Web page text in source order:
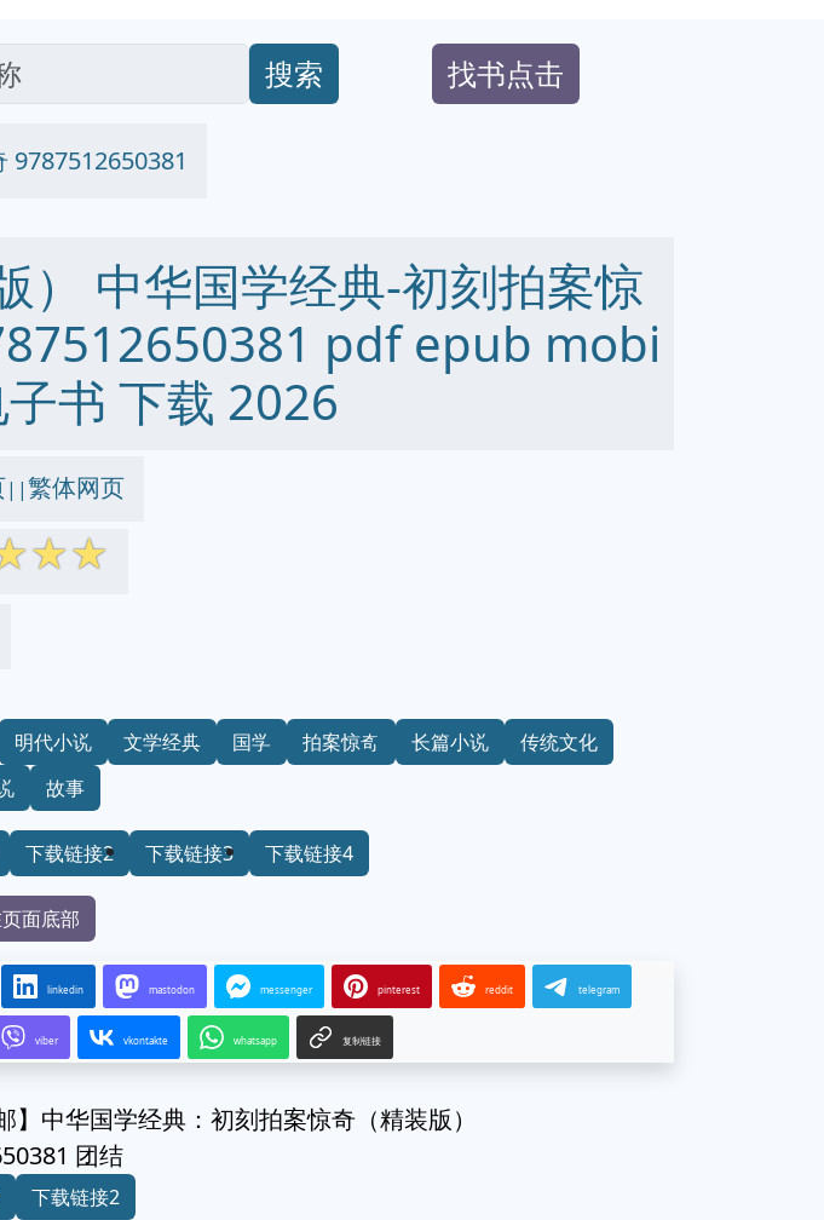
搜索 找书点击
9787512650381
） 中华国学经典-初刻拍案惊
pdf epub mobi
书 下载 2026
||繁体网页
☆☆
明代小说 文学经典 国学 拍案惊奇 长篇小说
传统文化
故事
下载链接2 下载链接3 下载链接4
面底部
linkedin mastodon messenger pinterest reddit telegram
viber vkontakte whatsapp 复制链接
】中华国学经典：初刻拍案惊奇（精装版）
团结
下载链接2